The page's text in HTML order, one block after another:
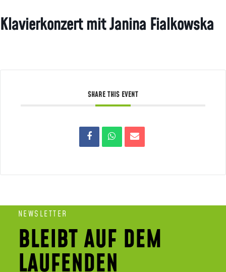
Klavierkonzert mit Janina Fialkowska
SHARE THIS EVENT
NEWSLETTER
BLEIBT AUF DEM
LAUFENDEN